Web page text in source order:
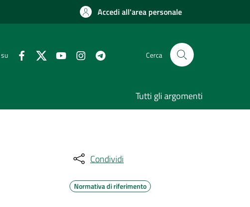
Accedi all'area personale
Cerca
Tutti gli argomenti
Condividi
Normativa di riferimento